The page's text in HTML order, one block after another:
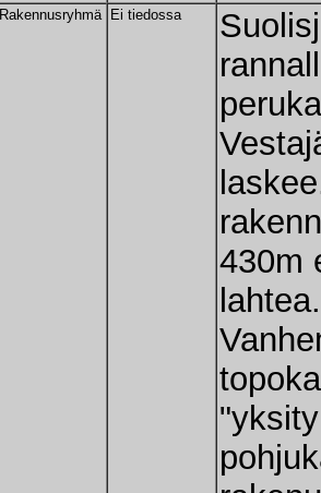
Rakennusryhmä Ei tiedossa
430m
lahtea.